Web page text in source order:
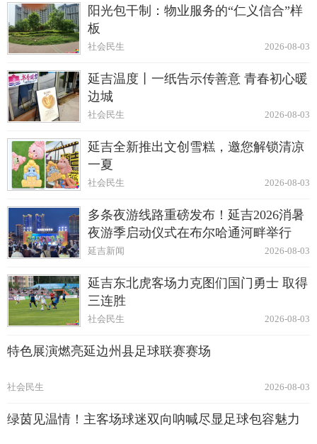
阳光包干制：物业服务的“仁义信合”样
板
2026-08-03
社会民生
延吉温度丨一纸告示传善意 青春初心暖
边城
2026-08-03
社会民生
延吉全新推出文创雪糕，邀您解锁清凉
一夏
2026-08-03
社会民生
多条夜游线路重磅发布！延吉2026消暑
夜游季启动仪式在布尔哈通河畔举行
2026-08-03
延吉新闻
延吉东北虎客场力克图们国门勇士 取得
三连胜
2026-08-03
社会民生
特色展演燃亮延边州县足球联赛赛场
2026-08-03
社会民生
绿茵见温情！主客场球迷双向呐喊尽显足球包容魅力